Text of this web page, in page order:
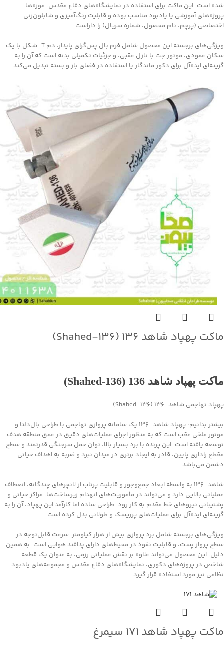
شده است. این ماکت برای استفاده در نمایشگاه‌های دفاع مقدس، موزه‌ها،
پروژه‌های آموزشی یا یادبود مناسب بوده و قابلیت رنگ‌آمیزی و شابلون‌زنی
اختصاصی (پرچم، نام محصول، شماره سریال) را داراست.
ویژگی‌های برجسته این محصول شامل فرم بال پس‌گرای پایدار، دم T‑شکل با یک
سکان عمودی، موتور جت با نازل عقبی، و جزئیات تکمیلی بدنه است که آن را به
گزینه‌ای ایده‌آل برای دکور ماندگار یا استفاده در فضای باز و بسته تبدیل می‌کند.
ماکت پهپاد شاهد ۱۳۶ (Shahed‑۱۳۶)
ماکت پهپاد شاهد 136 (Shahed‑136)
پهپاد تهاجمی شاهد‑۱۳۶ (Shahed‑136)
بیشتر بدانیم: پهپاد شاهد‑۱۳۶ یک سامانه پروازی تهاجمی با طراحی بال‌دلتا و
موتور ملخی عقب است که به منظور اجرای عملیات‌های دقیق در عمق منطقه هدف
توسعه یافته است. این پرنده با برد بسیار بالا، توان حمل سرجنگی قدرتمند و سطح
مقطع راداری پایین، قادر به ایجاد برتری در میدان نبرد و ضربه به اهداف حیاتی
دشمن می‌باشد.
شاهد‑۱۳۶ به واسطه ابعاد جمع‌وجور و قابلیت پرتاب از لانچرهای چندگانه، انعطاف
عملیاتی بالایی دارد و می‌تواند در مأموریت‌های انهدام زیرساخت‌ها، مراکز حیاتی و
پشتیبانی نیروهای خط مقدم به کار رود. طراحی ساده اما کارآمد این پهپاد، آن را به
گزینه‌ای ایده‌آل برای عملیات‌های پرریسک و طولانی بدل کرده است.
ویژگی‌های برجسته شامل برد پروازی بیش از هزار کیلومتر، سرعت قابل‌توجه در
سطح پرواز پست، و قابلیت نفوذ در محیط‌های دارای پدافند هوایی است. به همین
دلیل، این محصول می‌تواند علاوه بر نقش عملیاتی رزمی، به عنوان یک قطعه
شاخص در پروژه‌های دکوری، نمایشگاه‌های دفاع مقدس و مجموعه‌های یادبود
نظامی نیز مورد استفاده قرار گیرد.
ماکت پهپاد شاهد ۱۷۱ سیمرغ